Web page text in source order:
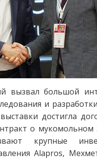
вызвал большой
и
достигла
о
крупные
Alapros,